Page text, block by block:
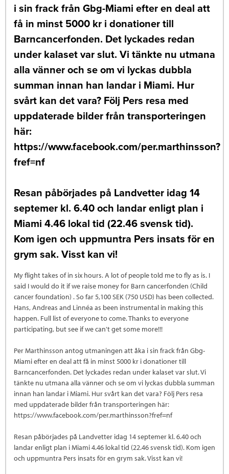
i sin frack från Gbg-Miami efter en deal att
få in minst 5000 kr i donationer till
Barncancerfonden. Det lyckades redan
under kalaset var slut. Vi tänkte nu utmana
alla vänner och se om vi lyckas dubbla
summan innan han landar i Miami. Hur
svårt kan det vara? Följ Pers resa med
uppdaterade bilder från transporteringen
här:
https://www.facebook.com/per.marthinsson?
fref=nf
Resan påbörjades på Landvetter idag 14
septemer kl. 6.40 och landar enligt plan i
Miami 4.46 lokal tid (22.46 svensk tid).
Kom igen och uppmuntra Pers insats för en
grym sak. Visst kan vi!
My flight takes of in six hours. A lot of people told me to fly as is. I
said I would do it if we raise money for Barn cancerfonden (Child
cancer foundation) . So far 5,100 SEK (750 USD) has been collected.
Hans, Andreas and Linnéa as been instrumental in making this
happen. Full list of everyone to come. Thanks to everyone
participating, but see if we can't get some more!!!
Per Marthinsson antog utmaningen att åka i sin frack från Gbg-
Miami efter en deal att få in minst 5000 kr i donationer till
Barncancerfonden. Det lyckades redan under kalaset var slut. Vi
tänkte nu utmana alla vänner och se om vi lyckas dubbla summan
innan han landar i Miami. Hur svårt kan det vara? Följ Pers resa
med uppdaterade bilder från transporteringen här:
https://www.facebook.com/per.marthinsson?fref=nf
Resan påbörjades på Landvetter idag 14 septemer kl. 6.40 och
landar enligt plan i Miami 4.46 lokal tid (22.46 svensk tid). Kom igen
och uppmuntra Pers insats för en grym sak. Visst kan vi!